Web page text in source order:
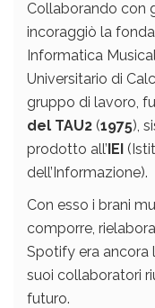
Collaborando con
incoraggiò la
Informatica
Universitario di
gruppo di lavoro, fu
del TAU2 (1975),
prodotto all’IEI
dell’Informazione).
Con esso i brani
comporre,
Spotify era ancora
suoi collaboratori
futuro.